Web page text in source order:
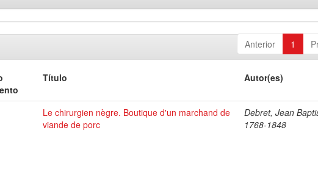
Anterior 1
Título Autor(es)
Le chirurgien nègre. Boutique d'un marchand de
viande de porc
Debret, Jean
1768-1848